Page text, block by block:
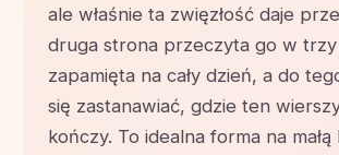
ale właśnie ta zwięzłość daje
druga strona przeczyta go w trzy
zapamięta na cały dzień, a do
się zastanawiać, gdzie ten
kończy. To idealna forma na